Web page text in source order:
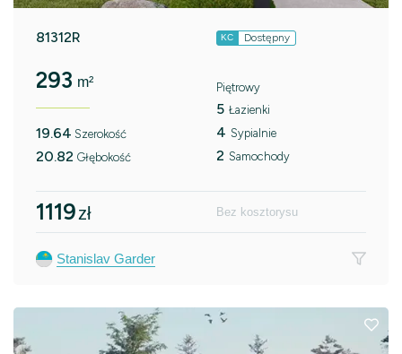
81312R KC Dostępny
293 m²
19.64 Szerokość
20.82 Głębokość
Piętrowy
5 Łazienki
4 Sypialnie
2 Samochody
1119zł Bez kosztorysu
Stanislav Garder